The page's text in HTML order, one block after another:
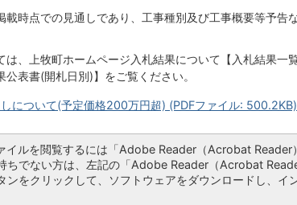
時点での見通しであり、工事種別及び工事概要等予告
は、上牧町ホームページ入札結果について【入札結果一
表書(開札日別)】をご覧ください。
について(予定価格200万円超) (PDFファイル: 500.2KB)
イルを閲覧するには「Adobe Reader（Acrobat Reader
ちでない方は、左記の「Adobe Reader（Acrobat
ンをクリックして、ソフトウェアをダウンロードし、イ